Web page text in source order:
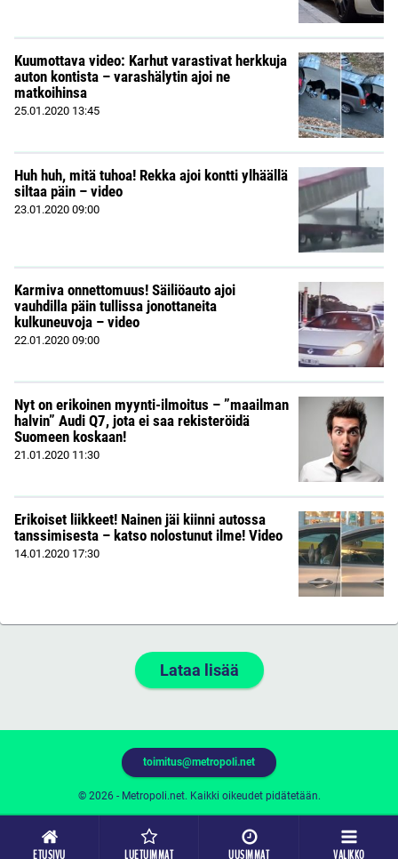
ETUSIVU LUETUIMMAT UUSIMMAT VALIKKO
Kuumottava video: Karhut varastivat herkkuja
auton kontista – varashälytin ajoi ne
matkoihinsa
25.01.2020 13:45
Huh huh, mitä tuhoa! Rekka ajoi kontti ylhäällä
siltaa päin – video
23.01.2020 09:00
Karmiva onnettomuus! Säiliöauto ajoi
vauhdilla päin tullissa jonottaneita
kulkuneuvoja – video
22.01.2020 09:00
Nyt on erikoinen myynti-ilmoitus – ”maailman
halvin” Audi Q7, jota ei saa rekisteröidä
Suomeen koskaan!
21.01.2020 11:30
Erikoiset liikkeet! Nainen jäi kiinni autossa
tanssimisesta – katso nolostunut ilme! Video
14.01.2020 17:30
Lataa lisää
© 2026 - Metropoli.net. Kaikki oikeudet pidätetään.
toimitus@metropoli.net